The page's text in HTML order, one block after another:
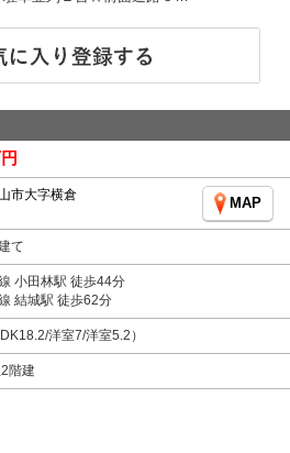
市大字横倉
MAP
て
小田林駅 徒歩44分
結城駅 徒歩62分
洋室7/洋室5.2）
階建